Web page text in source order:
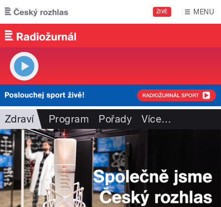
Přejít k hlavnímu obsahu
ŽIVĚ MENU
Zdraví Program Pořady Více…